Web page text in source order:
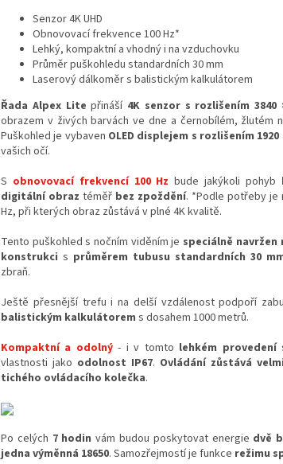
Senzor 4K UHD
Obnovovací frekvence 100 Hz*
Lehký, kompaktní a vhodný i na vzduchovku
Průměr puškohledu standardních 30 mm
Laserový dálkoměr s balistickým kalkulátorem
Řada Alpex Litepřináší4K senzor s rozlišením 3840
obrazem v živých barvách ve dne a černobílém, žlutém
Puškohled je vybaven OLED displejem s rozlišením
vašich očí.
S obnovovací frekvencí 100 Hz bude jakýkoli pohyb
digitální obraz téměř bez zpoždění. *Podle potřeby je
Hz, při kterých obraz zůstává v plné 4K kvalitě.
Tento puškohled s nočním viděním je speciálně navržen
konstrukci s průměrem tubusu standardních 30
zbraň.
Ještě přesnější trefu i na delší vzdálenost podpoří
balistickým kalkulátorem s dosahem 1000 metrů.
Kompaktní a odolný- i v tomto lehkém provedení
vlastnosti jako odolnost IP67. Ovládání zůstává
tichého ovládacího kolečka.
Po celých 7 hodin vám budou poskytovat energie dvě
jedna výměnná 18650. Samozřejmostí je funkce režimu